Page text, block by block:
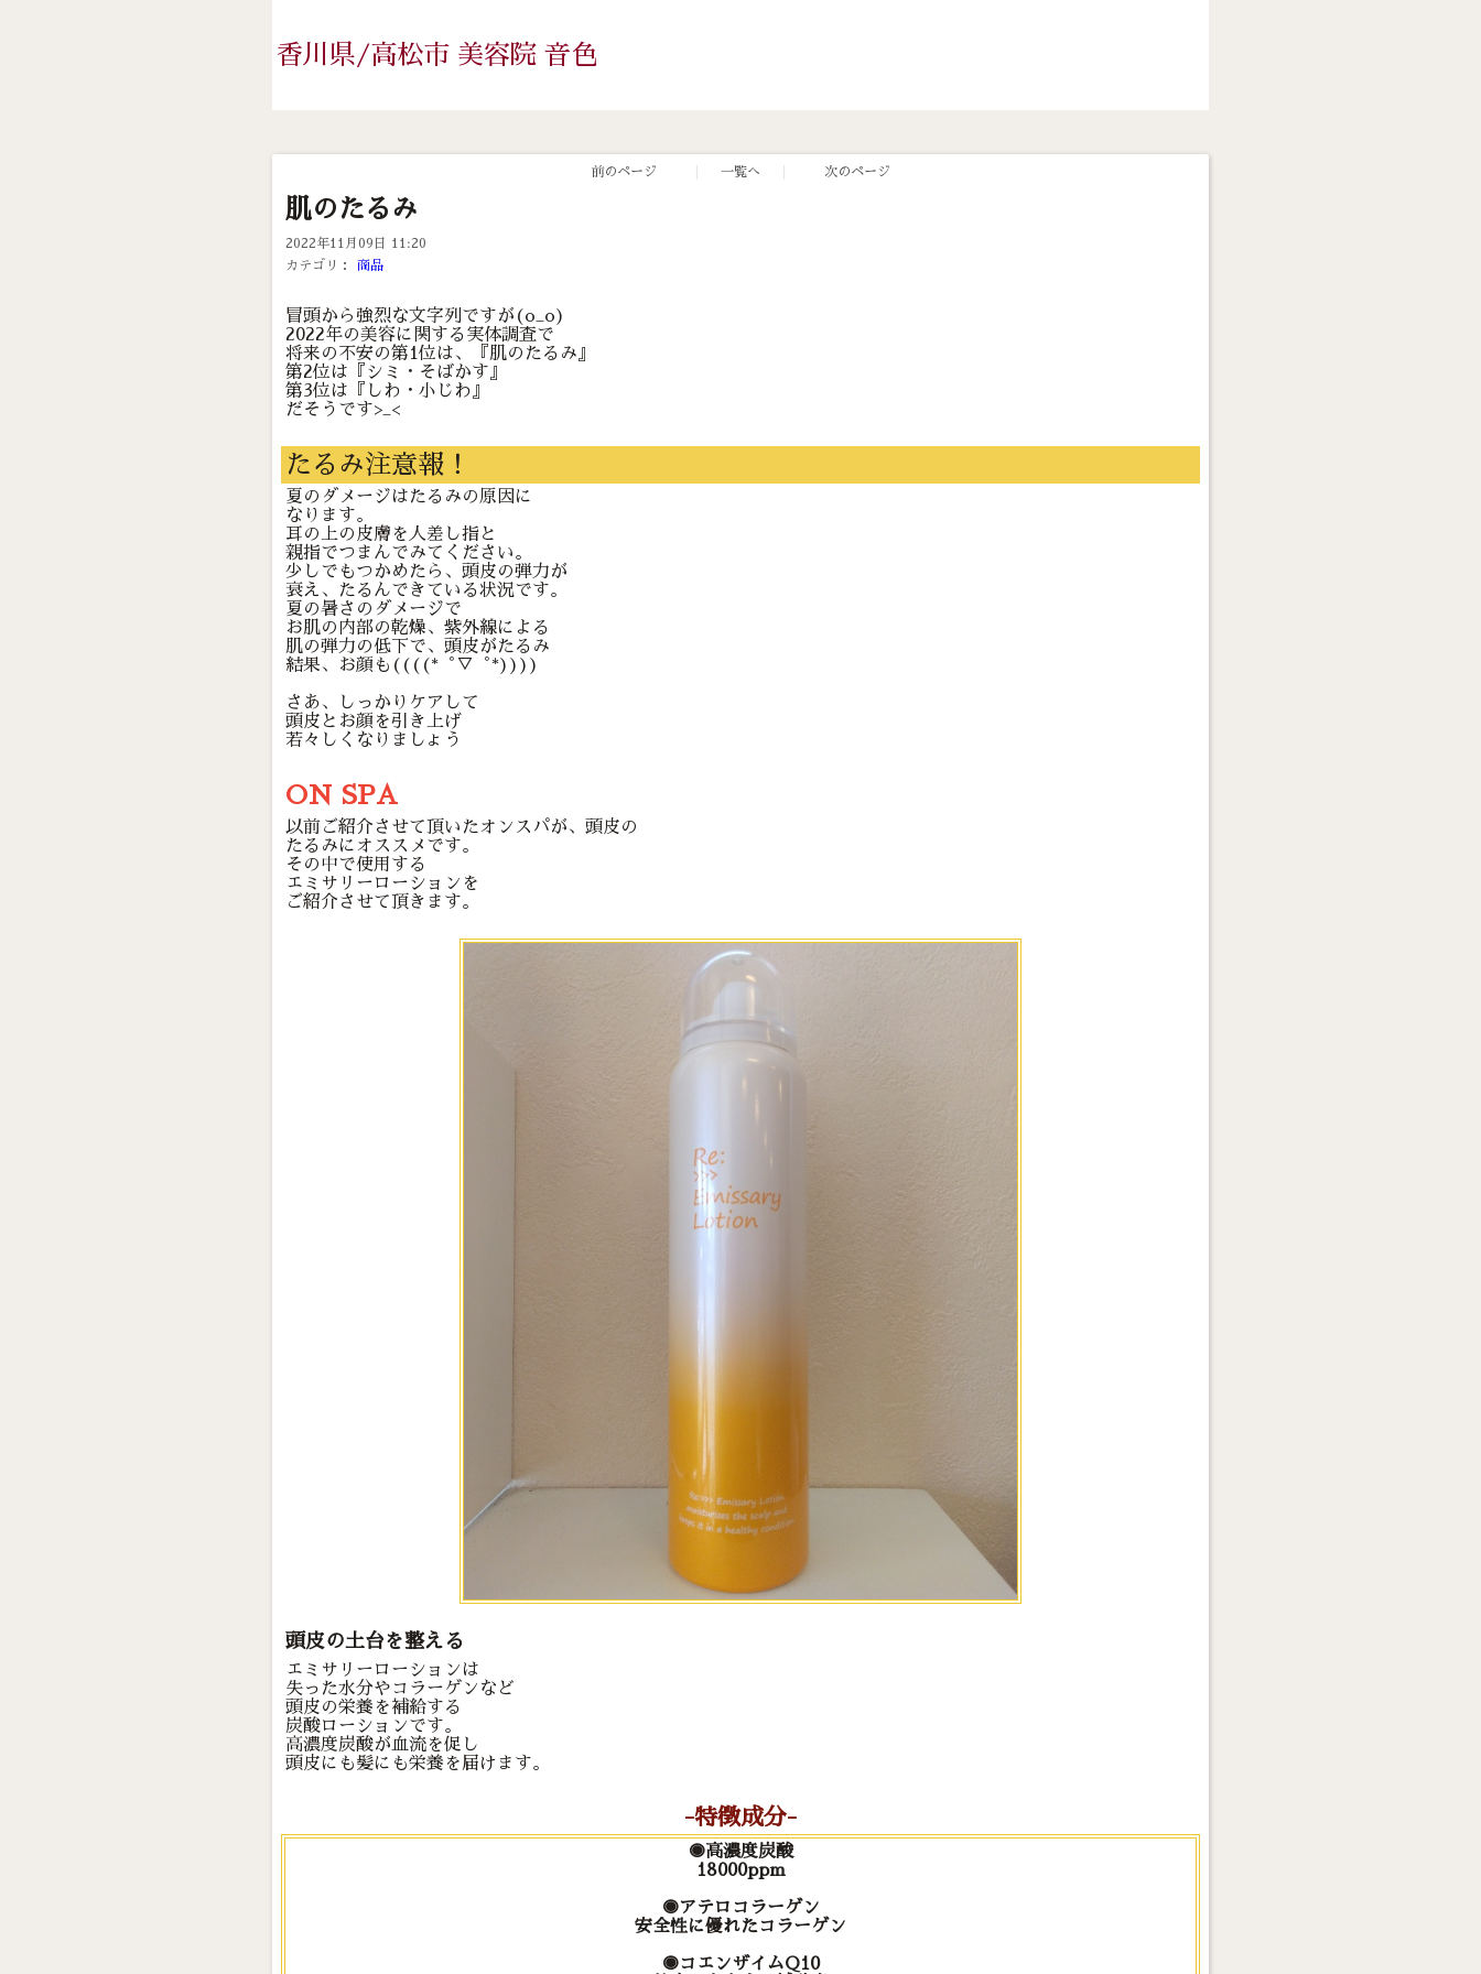
香川県/高松市 美容院 音色
前のページ 一覧へ 次のページ
肌のたるみ
2022年11月09日 11:20
カテゴリ：
商品
冒頭から強烈な文字列ですが(o_o)
2022年の美容に関する実体調査で
将来の不安の第1位は、『肌のたるみ』
第2位は『シミ・そばかす』
第3位は『しわ・小じわ』
だそうです>_<
たるみ注意報！
夏のダメージはたるみの原因に
なります。
耳の上の皮膚を人差し指と
親指でつまんでみてください。
少しでもつかめたら、頭皮の弾力が
衰え、たるんできている状況です。
夏の暑さのダメージで
お肌の内部の乾燥、紫外線による
肌の弾力の低下で、頭皮がたるみ
結果、お顔も((((*゜▽゜*))))
さあ、しっかりケアして
頭皮とお顔を引き上げ
若々しくなりましょう
ON SPA
以前ご紹介させて頂いたオンスパが、頭皮の
たるみにオススメです。
その中で使用する
エミサリーローションを
ご紹介させて頂きます。
頭皮の土台を整える
エミサリーローションは
失った水分やコラーゲンなど
頭皮の栄養を補給する
炭酸ローションです。
高濃度炭酸が血流を促し
頭皮にも髪にも栄養を届けます。
-特徴成分-
◉高濃度炭酸
18000ppm
◉アテロコラーゲン
安全性に優れたコラーゲン
◉コエンザイムQ10